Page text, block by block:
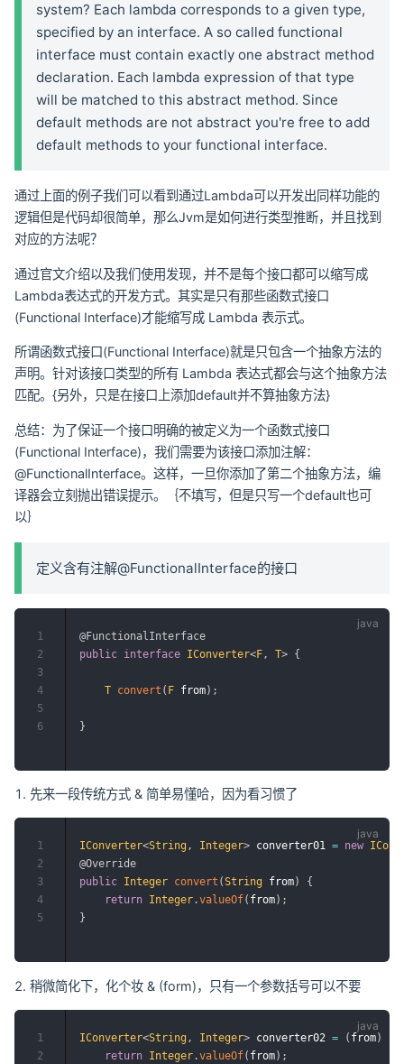
system? Each lambda corresponds to a given type,
specified by an interface. A so called functional
interface must contain exactly one abstract method
declaration. Each lambda expression of that type
will be matched to this abstract method. Since
default methods are not abstract you're free to add
default methods to your functional interface.
通过上面的例子我们可以看到通过Lambda可以开发出同样功能的
逻辑但是代码却很简单，那么Jvm是如何进行类型推断，并且找到
对应的方法呢？
通过官文介绍以及我们使用发现，并不是每个接口都可以缩写成
Lambda表达式的开发方式。其实是只有那些函数式接口
(Functional Interface)才能缩写成 Lambda 表示式。
所谓函数式接口(Functional Interface)就是只包含一个抽象方法的
声明。针对该接口类型的所有 Lambda 表达式都会与这个抽象方法
匹配。{另外，只是在接口上添加default并不算抽象方法}
总结：为了保证一个接口明确的被定义为一个函数式接口
(Functional Interface)，我们需要为该接口添加注解：
@FunctionalInterface。这样，一旦你添加了第二个抽象方法，编
译器会立刻抛出错误提示。｛不填写，但是只写一个default也可
以｝
定义含有注解@FunctionalInterface的接口
@FunctionalInterface
public interface IConverter<F , T> {
T convert ( F from) ;
}
1
2
3
4
5
6
先来一段传统方式 & 简单易懂哈，因为看习惯了
IConverter<String , Integer> converter01 = new
@Override
public Integer convert (String from)
{
return Integer .valueOf( from) ;
}
1
2
3
4
5
稍微简化下，化个妆 & (form)，只有一个参数括号可以不要
IConverter<String , Integer> converter02 = ( from)
return Integer .valueOf( from) ;
1
2